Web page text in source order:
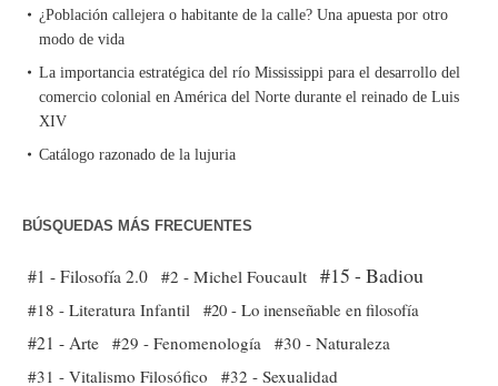
¿Población callejera o habitante de la calle? Una apuesta por otro
modo de vida
La importancia estratégica del río Mississippi para el desarrollo del
comercio colonial en América del Norte durante el reinado de Luis
XIV
Catálogo razonado de la lujuria
BÚSQUEDAS MÁS FRECUENTES
#1 - Filosofía 2.0 #2 - Michel Foucault #15 - Badiou
#18 - Literatura Infantil #20 - Lo inenseñable en filosofía
#21 - Arte #29 - Fenomenología
#30 - Naturaleza
#31 - Vitalismo Filosófico
#32 - Sexualidad